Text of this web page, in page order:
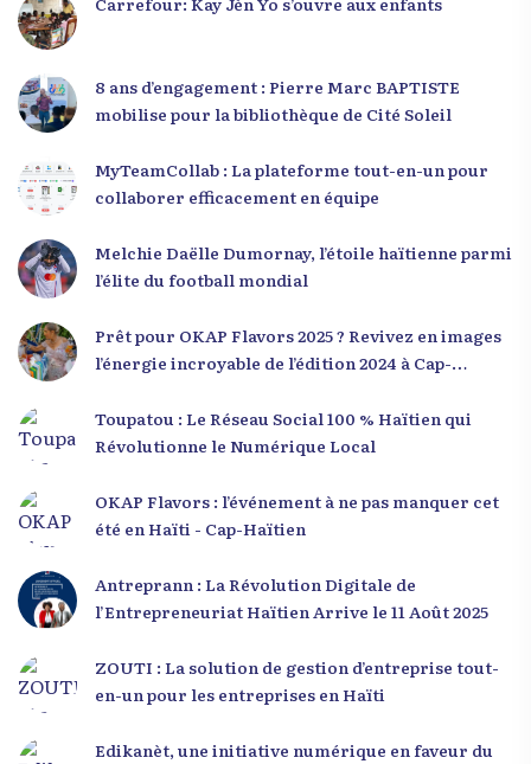
8 ans d’engagement : Pierre Marc BAPTISTE
mobilise pour la bibliothèque de Cité Soleil
MyTeamCollab : La plateforme tout-en-un pour
collaborer efficacement en équipe
Melchie Daëlle Dumornay, l’étoile haïtienne parmi
l’élite du football mondial
Prêt pour OKAP Flavors 2025 ? Revivez en images
l’énergie incroyable de l’édition 2024 à Cap-
Toupatou : Le Réseau Social 100 % Haïtien qui
Révolutionne le Numérique Local
OKAP Flavors : l’événement à ne pas manquer cet
été en Haïti - Cap-Haïtien
Antreprann : La Révolution Digitale de
l’Entrepreneuriat Haïtien Arrive le 11 Août 2025
ZOUTI : La solution de gestion d’entreprise tout-
en-un pour les entreprises en Haïti
Edikanèt, une initiative numérique en faveur du